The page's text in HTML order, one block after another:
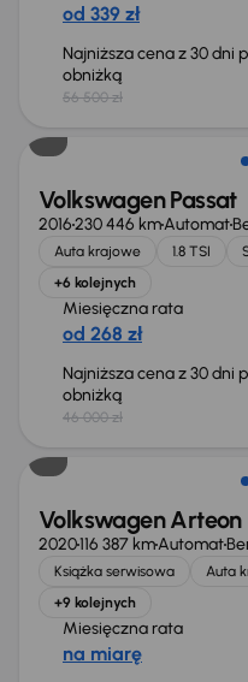
od 339 zł
Najniższa cena z 30 dni
obniżką
56 500 zł
Taniej o 1 000 zł
Volkswagen Passat
2016230 446 kmAutomat
Auta krajowe 1.8 TSI
+6 kolejnych
Miesięczna rata
od 268 zł
Najniższa cena z 30 dni
obniżką
46 000 zł
Możliwość odliczenia
Volkswagen Arteon
2020116 387 kmAutomat
Książka serwisowa Auta
+9 kolejnych
Miesięczna rata
na miarę